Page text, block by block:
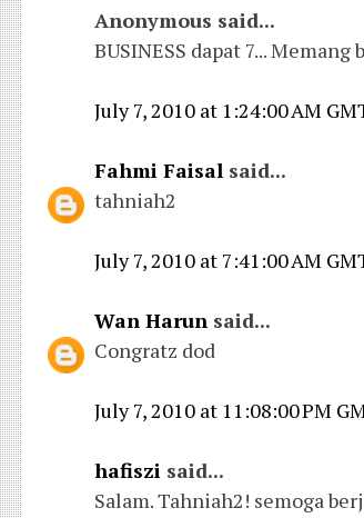
Anonymous said...
BUSINESS dapat 7...
July 7, 2010 at 1:24:00 AM
Fahmi Faisal said...
tahniah2
July 7, 2010 at 7:41:00 AM
Wan Harun said...
Congratz dod
July 7, 2010 at 11:08:00 PM
hafiszi said...
Salam. Tahniah2! semoga